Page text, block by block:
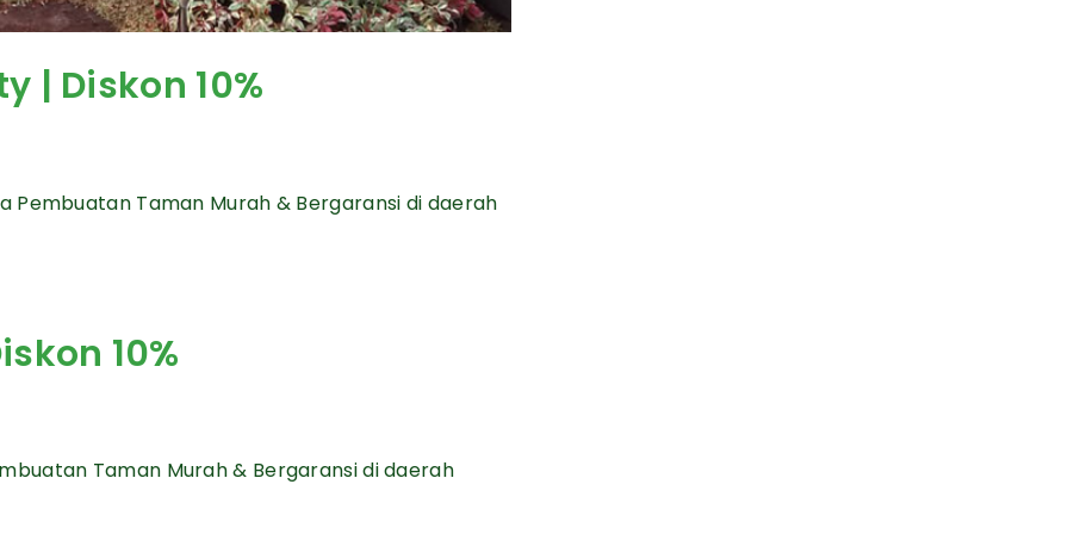
| Diskon 10%
Pembuatan Taman Murah & Bergaransi di daerah
10%
Taman Murah & Bergaransi di daerah